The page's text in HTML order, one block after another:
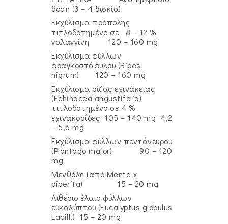
δόση (3 – 4 δισκία)
Εκχύλισμα πρόπολης
τιτλοδοτημένο σε 8 – 12 %
γαλαγγίνη 120 – 160 mg
Εκχύλισμα φύλλων
φραγκοστάφυλου (Ribes
nigrum) 120 – 160 mg
Εκχύλισμα ρίζας εχινάκειας
(Echinacea angustifolia)
τιτλοδοτημένο σε 4 %
εχινακοσίδες 105 – 140 mg 4,2
– 5,6 mg
Eκχύλισμα φύλλων πεντάνευρου
(Plantago major) 90 – 120
mg
Μενθόλη (από Menta x
piperita) 15 – 20 mg
Αιθέριο έλαιο φύλλων
ευκαλύπτου (Eucalyptus globulus
Labill.) 15 – 20 mg